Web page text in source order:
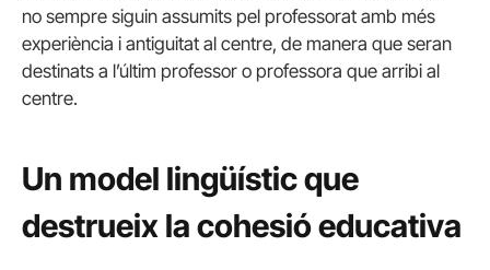
no sempre siguin assumits pel professorat amb més
experiència i antiguitat al centre, de manera que seran
destinats a l’últim professor o professora que arribi al
centre.
Un model lingüístic que
destrueix la cohesió educativa